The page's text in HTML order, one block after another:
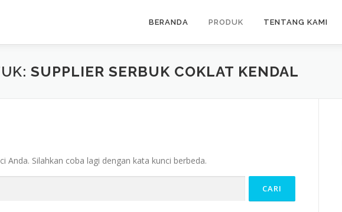
BERANDA PRODUK TENTANG KAMI
SUPPLIER SERBUK COKLAT KENDAL
Silahkan coba lagi dengan kata kunci berbeda.